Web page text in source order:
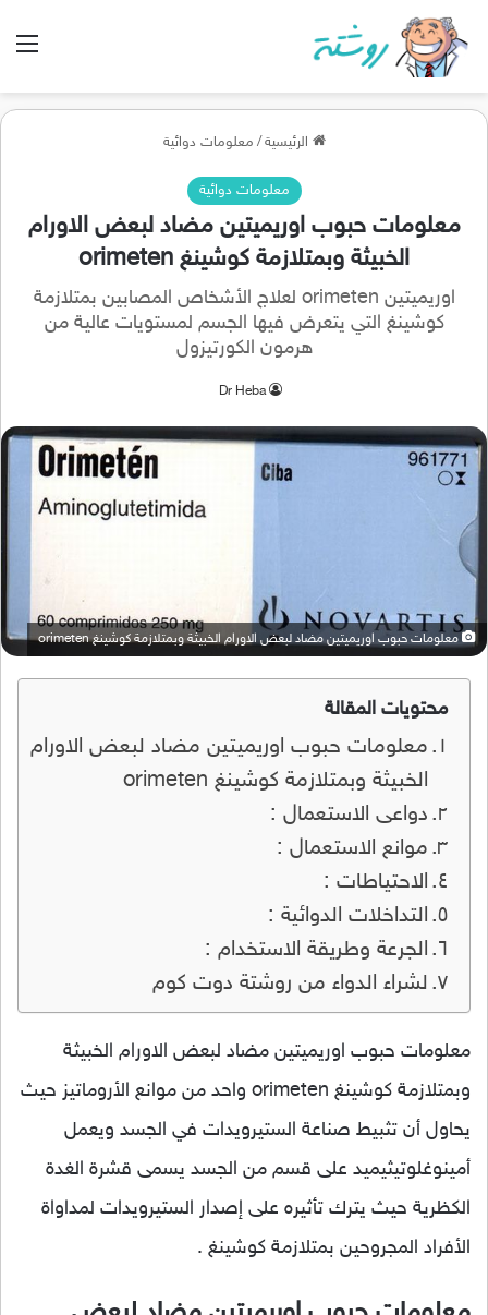
الرئيسية / معلومات دوائية
معلومات دوائية
معلومات حبوب اوريميتين مضاد لبعض الاورام
الخبيثة وبمتلازمة كوشينغ orimeten
اوريميتين orimeten لعلاج الأشخاص المصابين بمتلازمة
كوشينغ التي يتعرض فيها الجسم لمستويات عالية من
هرمون الكورتيزول
Dr Heba
معلومات حبوب اوريميتين مضاد لبعض الاورام الخبيثة وبمتلازمة كوشينغ orimeten
محتويات المقالة
معلومات حبوب اوريميتين مضاد لبعض الاورام
الخبيثة وبمتلازمة كوشينغ orimeten
دواعى الاستعمال :
موانع الاستعمال :
الاحتياطات :
التداخلات الدوائية :
الجرعة وطريقة الاستخدام :
لشراء الدواء من روشتة دوت كوم
معلومات حبوب اوريميتين مضاد لبعض الاورام الخبيثة
وبمتلازمة كوشينغ orimeten واحد من موانع الأروماتيز حيث
يحاول أن تثبيط صناعة الستيرويدات في الجسد ويعمل
أمينوغلوتيثيميد على قسم من الجسد يسمى قشرة الغدة
الكظرية حيث يترك تأثيره على إصدار الستيرويدات لمداواة
الأفراد المجروحين بمتلازمة كوشينغ .